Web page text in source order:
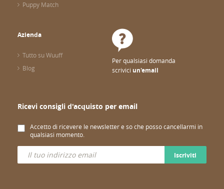
Puppy Match
Azienda
Tutto su Wuuff
Blog
Per qualsiasi domanda
scrivici un'email
Ricevi consigli d'acquisto per email
Accetto di ricevere le newsletter e so che posso cancellarmi in
qualsiasi momento.
Iscriviti